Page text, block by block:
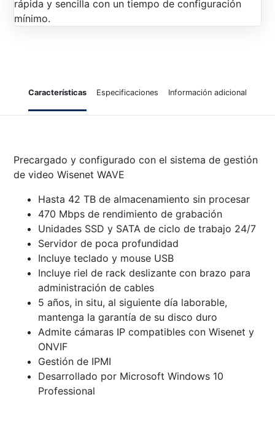
rápida y sencilla con un tiempo de configuración
mínimo.
Características Especificaciones Información adicional
Precargado y configurado con el sistema de gestión
de video Wisenet WAVE
Hasta 42 TB de almacenamiento sin procesar
470 Mbps de rendimiento de grabación
Unidades SSD y SATA de ciclo de trabajo 24/7
Servidor de poca profundidad
Incluye teclado y mouse USB
Incluye riel de rack deslizante con brazo para
administración de cables
5 años, in situ, al siguiente día laborable,
mantenga la garantía de su disco duro
Admite cámaras IP compatibles con Wisenet y
ONVIF
Gestión de IPMI
Desarrollado por Microsoft Windows 10
Professional